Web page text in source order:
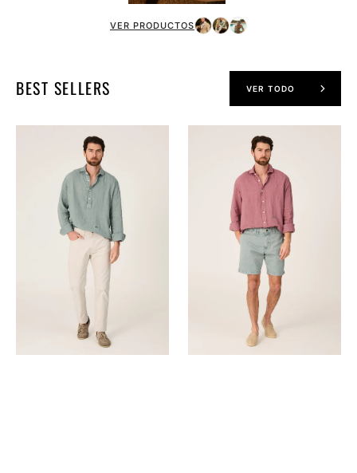
VER PRODUCTOS
BEST SELLERS VER TODO
Formentor
Navarrete